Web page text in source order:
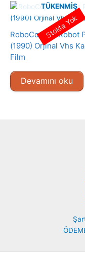
TÜKENMIŞ
RoboCop 2 – Robot
(1990) Orjinal Vhs
Film
Devamını oku
Stokta Yok